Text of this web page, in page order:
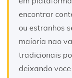
encontrar
ou estranhos
maioria nao
tradicionais
deixando